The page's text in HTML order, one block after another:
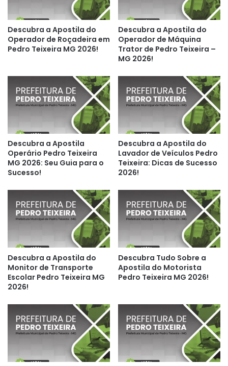
Descubra a Apostila do
Operador de Roçadeira em
Pedro Teixeira MG 2026!
Descubra a Apostila do
Operador de Máquina
Trator de Pedro Teixeira –
MG 2026!
Descubra a Apostila
Operário Pedro Teixeira
MG 2026: Seu Guia para o
Sucesso!
Descubra a Apostila do
Lavador de Veículos Pedro
Teixeira: Dicas de Sucesso
2026!
Descubra a Apostila do
Monitor de Transporte
Escolar Pedro Teixeira MG
2026!
Descubra Tudo Sobre a
Apostila do Motorista
Pedro Teixeira MG 2026!